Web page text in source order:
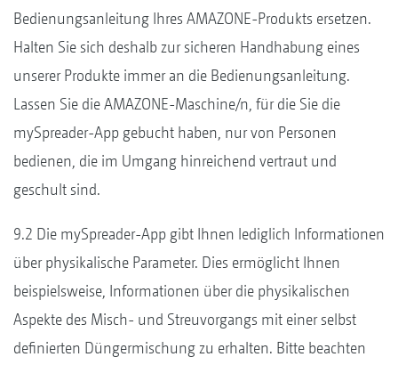
Bedienungsanleitung Ihres AMAZONE-Produkts ersetzen.
Halten Sie sich deshalb zur sicheren Handhabung eines
unserer Produkte immer an die Bedienungsanleitung.
Lassen Sie die AMAZONE-Maschine/n, für die Sie die
mySpreader-App gebucht haben, nur von Personen
bedienen, die im Umgang hinreichend vertraut und
geschult sind.
9.2 Die mySpreader-App gibt Ihnen lediglich Informationen
über physikalische Parameter. Dies ermöglicht Ihnen
beispielsweise, Informationen über die physikalischen
Aspekte des Misch- und Streuvorgangs mit einer selbst
definierten Düngermischung zu erhalten. Bitte beachten